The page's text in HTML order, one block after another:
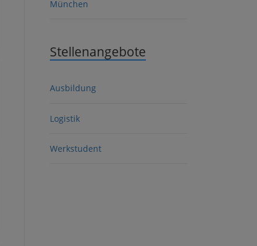
München
Stellenangebote
Ausbildung
Logistik
Werkstudent